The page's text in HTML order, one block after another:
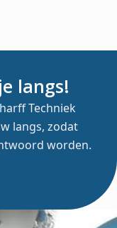
langs!
Techniek
langs, zodat
worden.